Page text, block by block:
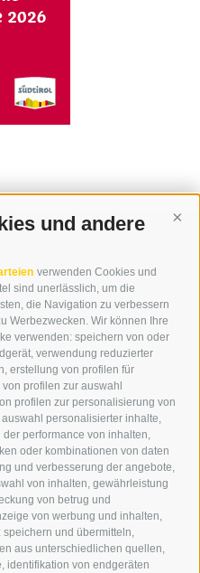
und andere
verwenden Cookies und
sind unerlässlich, um die
die Navigation zu verbessern
Werbezwecken. Wir können Ihre
verwenden: speichern von oder
verwendung reduzierter
erstellung von profilen für
profilen zur auswahl
profilen zur personalisierung von
personalisierter inhalte,
performance von inhalten,
oder kombinationen von daten
und verbesserung der angebote,
von inhalten, gewährleistung
von betrug und
von werbung und inhalten,
und übermitteln,
aus unterschiedlichen quellen,
identifikation von endgeräten